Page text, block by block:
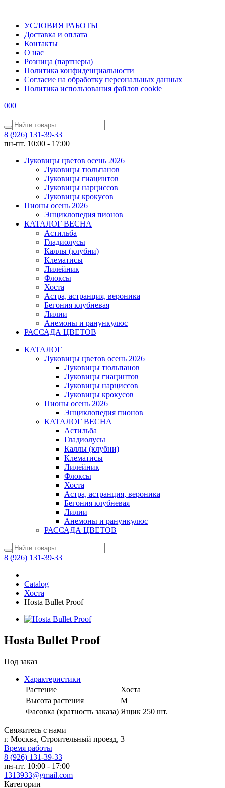
УСЛОВИЯ РАБОТЫ
Доставка и оплата
Контакты
О наc
Розница (партнеры)
Политика конфиденциальности
Согласие на обработку персональных данных
Политика использования файлов сookie
000
8 (926) 131-39-33
пн-пт. 10:00 - 17:00
Луковицы цветов осень 2026
Луковицы тюльпанов
Луковицы гиацинтов
Луковицы нарциссов
Луковицы крокусов
Пионы осень 2026
Энциклопедия пионов
КАТАЛОГ ВЕСНА
Астильба
Гладиолусы
Каллы (клубни)
Клематисы
Лилейник
Флоксы
Хоста
Астра, астранция, вероника
Бегония клубневая
Лилии
Анемоны и ранункулюс
РАССАДА ЦВЕТОВ
КАТАЛОГ
Луковицы цветов осень 2026
Луковицы тюльпанов
Луковицы гиацинтов
Луковицы нарциссов
Луковицы крокусов
Пионы осень 2026
Энциклопедия пионов
КАТАЛОГ ВЕСНА
Астильба
Гладиолусы
Каллы (клубни)
Клематисы
Лилейник
Флоксы
Хоста
Астра, астранция, вероника
Бегония клубневая
Лилии
Анемоны и ранункулюс
РАССАДА ЦВЕТОВ
8 (926) 131-39-33
Catalog
Хоста
Hosta Bullet Proof
Hosta Bullet Proof
Под заказ
Характеристики
Растение
Хоста
Высота растения
M
Фасовка (кратность заказа) Ящик 250 шт.
Свяжитесь с нами
г. Москва, Строительный проезд, 3
Время работы
8 (926) 131-39-33
пн-пт. 10:00 - 17:00
1313933@gmail.com
Категории